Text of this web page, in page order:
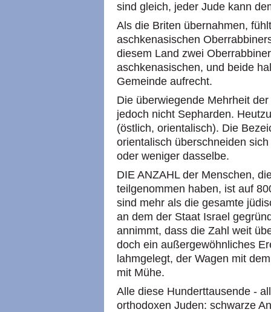
sind gleich, jeder Jude kann
Als die Briten übernahmen,
aschkenasischen
diesem Land zwei
aschkenasischen, und beide
Gemeinde aufrecht.
Die überwiegende Mehrheit
jedoch nicht Sepharden.
(östlich, orientalisch). Die
orientalisch überschneiden
oder weniger dasselbe.
DIE ANZAHL der Menschen,
teilgenommen haben, ist auf
sind mehr als die gesamte
an dem der Staat Israel
annimmt, dass die Zahl weit
doch ein außergewöhnliches
lahmgelegt, der Wagen mit
mit Mühe.
Alle diese Hunderttausende -
orthodoxen Juden: schwarze